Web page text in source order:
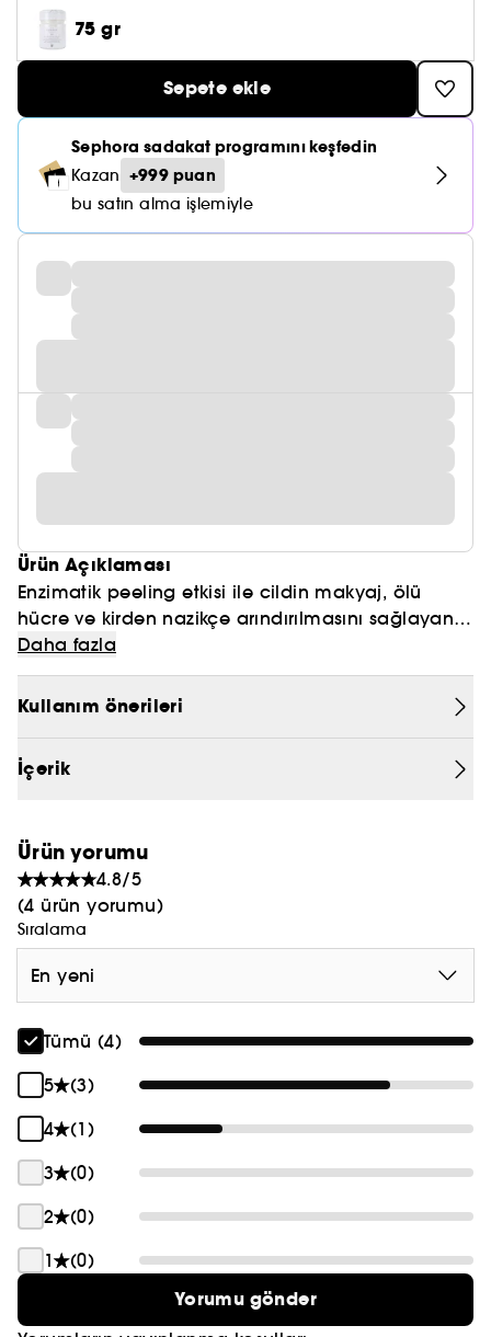
75 gr
Sepete ekle
Sephora sadakat programını keşfedin
Kazan +999 puan
bu satın alma işlemiyle
Ürün Açıklaması
Enzimatik peeling etkisi ile cildin makyaj, ölü
hücre ve kirden nazikçe arındırılmasını sağlayan
toz temizleyici. Mikro düzeyde cildi soyarak
aydınlık etki yaratır. 4 mevsim kullanıma
uygundur.
Daha fazla
Kullanım önerileri
İçerik
Ürün yorumu
4.8/5
(4 ürün yorumu)
Sıralama
En yeni
Tümü (4)
5
(3)
4
(1)
3
(0)
2
(0)
1
(0)
Yorumu gönder